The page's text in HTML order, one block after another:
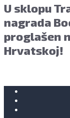
U sklopu
nagrada
proglašen
Hrvatskoj!